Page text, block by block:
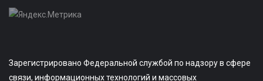
Зарегистрировано Федеральной службой по надзору в сфере
связи, информационных технологий и массовых